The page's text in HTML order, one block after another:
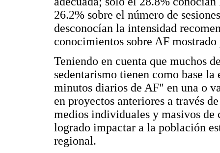
26.2% sobre el número de
desconocían la intensidad
conocimientos sobre AF
Teniendo en cuenta que muchos
sedentarismo tienen como base
minutos diarios de AF" en una o
en proyectos anteriores a través
medios individuales y masivos de
logrado impactar a la población
regional.